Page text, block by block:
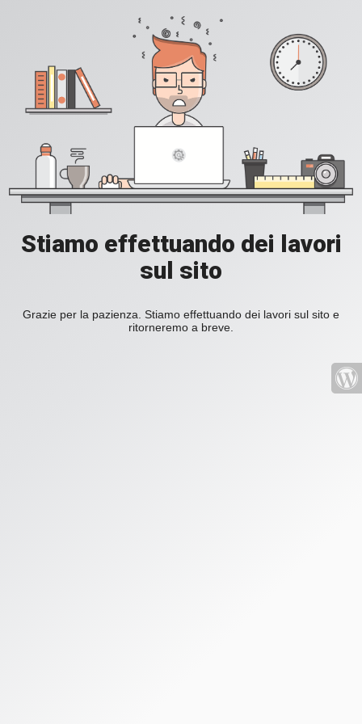
Stiamo effettuando dei lavori
sul sito
Grazie per la pazienza. Stiamo effettuando dei lavori sul sito e
ritorneremo a breve.